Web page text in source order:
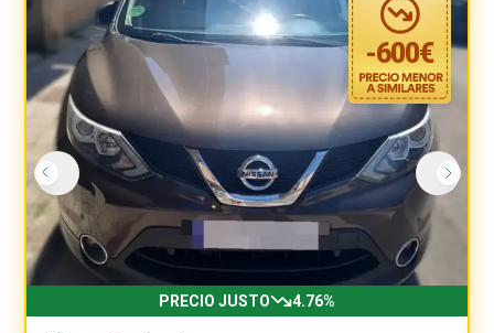
-600€
PRECIO JUSTO 4.76%